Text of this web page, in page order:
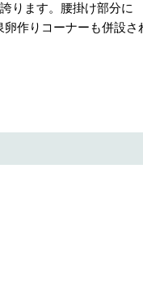
ります。腰掛け部分に
作りコーナーも併設さ